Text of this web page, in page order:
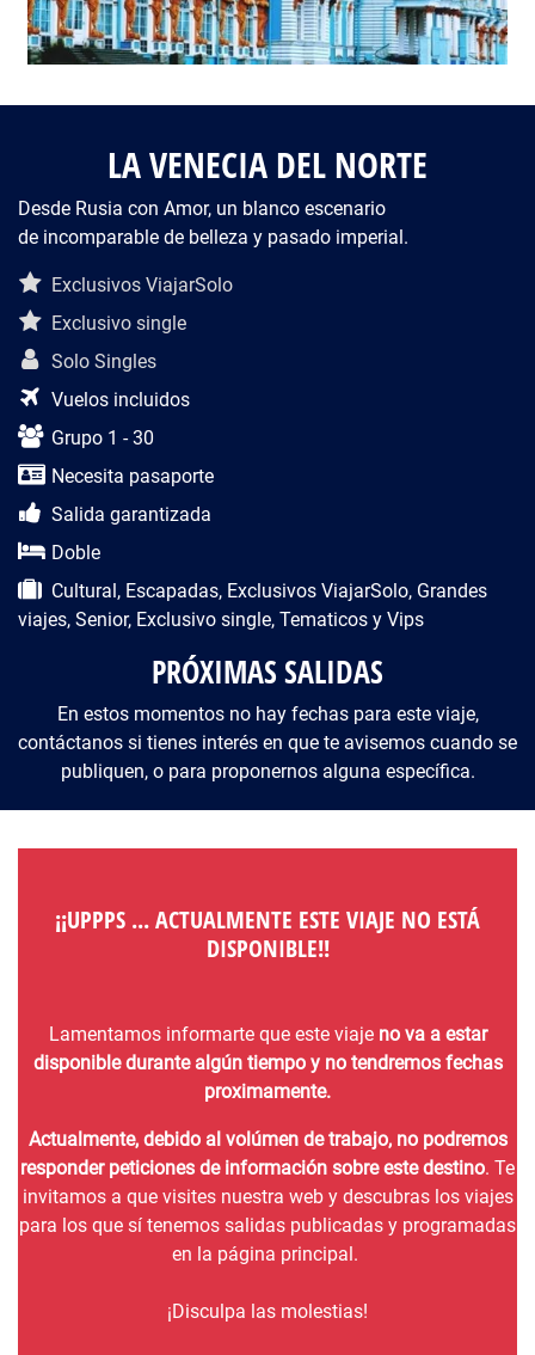
LA VENECIA DEL NORTE
Desde Rusia con Amor, un blanco escenario
de incomparable de belleza y pasado imperial.
Descripción del viaje
Exclusivos ViajarSolo
Exclusivo single
Solo Singles
Vuelos incluidos
Grupo 1 - 30
Necesita pasaporte
Salida garantizada
Doble
Cultural, Escapadas, Exclusivos ViajarSolo, Grandes
viajes, Senior, Exclusivo single, Tematicos y Vips
PRÓXIMAS SALIDAS
En estos momentos no hay fechas para este viaje,
contáctanos si tienes interés en que te avisemos cuando se
publiquen, o para proponernos alguna específica.
¡¡UPPPS ... ACTUALMENTE ESTE VIAJE NO ESTÁ
DISPONIBLE!!
Lamentamos informarte que este viaje no va a estar
disponible durante algún tiempo y no tendremos fechas
proximamente.
Actualmente, debido al volúmen de trabajo, no podremos
responder peticiones de información sobre este destino. Te
invitamos a que visites nuestra web y descubras los viajes
para los que sí tenemos salidas publicadas y programadas
en la página principal.
¡Disculpa las molestias!